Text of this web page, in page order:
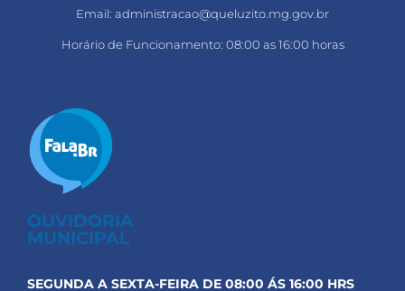
Email: administracao@queluzito.mg.gov.br
Horário de Funcionamento: 08:00 as 16:00 horas
OUVIDORIA
MUNICIPAL
SEGUNDA A SEXTA-FEIRA DE 08:00 ÁS 16:00 HRS